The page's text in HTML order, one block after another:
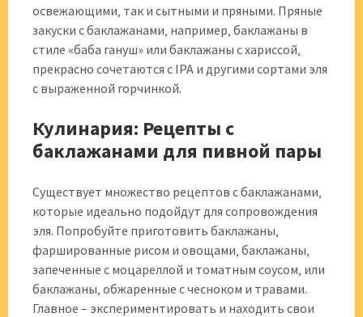
освежающими‚ так и сытными и пряными. Пряные
закуски с баклажанами‚ например‚ баклажаны в
стиле «баба гануш» или баклажаны с хариссой‚
прекрасно сочетаются с IPA и другими сортами эля
с выраженной горчинкой.
Кулинария: Рецепты с
баклажанами для пивной пары
Существует множество рецептов с баклажанами‚
которые идеально подойдут для сопровождения
эля. Попробуйте приготовить баклажаны‚
фаршированные рисом и овощами‚ баклажаны‚
запеченные с моцареллой и томатным соусом‚ или
баклажаны‚ обжаренные с чесноком и травами.
Главное – экспериментировать и находить свои